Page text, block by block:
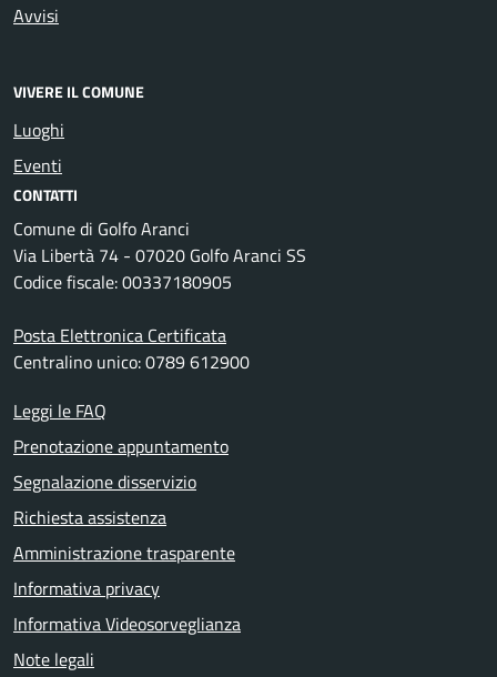
Avvisi
VIVERE IL COMUNE
Luoghi
Eventi
CONTATTI
Comune di Golfo Aranci
Via Libertà 74 - 07020 Golfo Aranci SS
Codice fiscale: 00337180905
Posta Elettronica Certificata
Centralino unico: 0789 612900
Leggi le FAQ
Prenotazione appuntamento
Segnalazione disservizio
Richiesta assistenza
Amministrazione trasparente
Informativa privacy
Informativa Videosorveglianza
Note legali